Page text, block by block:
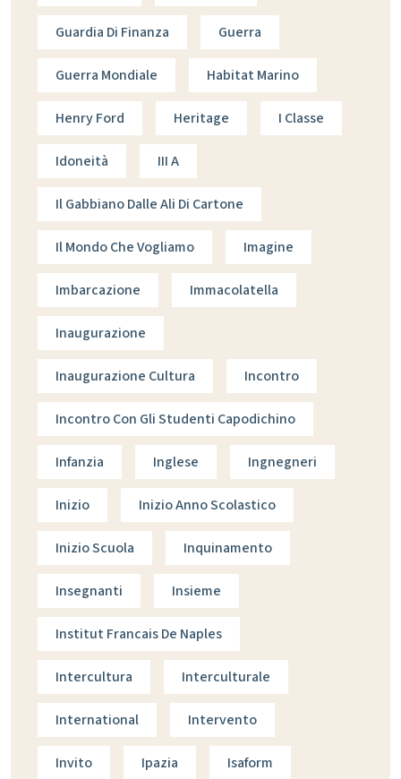
Guardia Di Finanza Guerra
Guerra Mondiale Habitat Marino
Henry Ford Heritage I Classe
Idoneità III A
Il Gabbiano Dalle Ali Di Cartone
Il Mondo Che Vogliamo Imagine
Imbarcazione Immacolatella
Inaugurazione
Inaugurazione Cultura Incontro
Incontro Con Gli Studenti Capodichino
Infanzia Inglese Ingnegneri
Inizio Inizio Anno Scolastico
Inizio Scuola Inquinamento
Insegnanti Insieme
Institut Francais De Naples
Intercultura Interculturale
International Intervento
Invito Ipazia Isaform